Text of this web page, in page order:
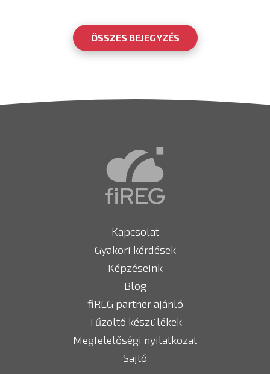
ÖSSZES BEJEGYZÉS
Kapcsolat
Gyakori kérdések
Képzéseink
Blog
fiREG partner ajánló
Tűzoltó készülékek
Megfelelőségi nyilatkozat
Sajtó